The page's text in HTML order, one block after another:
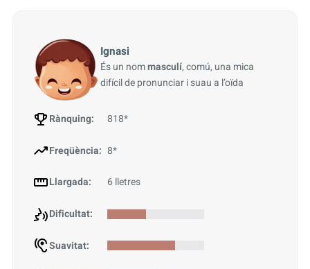
Rànquing: 818*
Freqüència: 8*
Llargada: 6 lletres
Dificultat:
Suavitat:
Ignasi
És un nommasculí, comú, una mica
difícil de pronunciar i suau a l’oïda